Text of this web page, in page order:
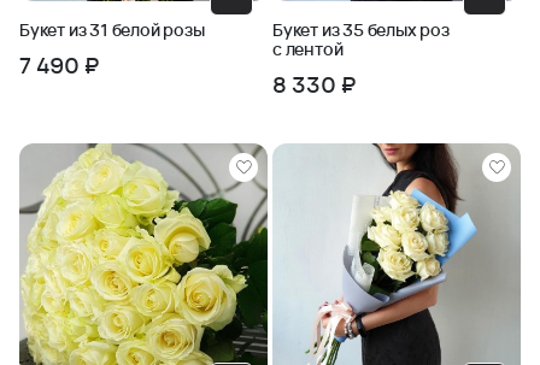
Букет из 31 белой розы
7 490 ₽
Букет из 35 белых роз
с лентой
8 330 ₽